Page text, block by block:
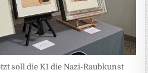
soll die KI die Nazi-Raubkunst